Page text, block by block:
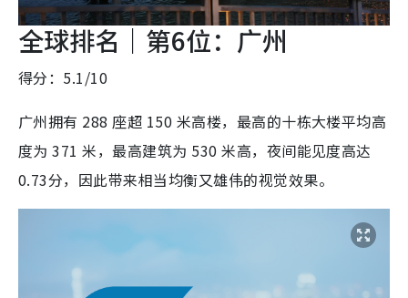
全球排名｜第6位：广州
得分：5.1/10
广州拥有 288 座超 150 米高楼，最高的十栋大楼平均高
度为 371 米，最高建筑为 530 米高，夜间能见度高达
0.73分，因此带来相当均衡又雄伟的视觉效果。